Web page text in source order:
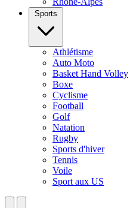
Sports
Athlétisme
Auto Moto
Basket Hand Volley
Boxe
Cyclisme
Football
Golf
Natation
Rugby
Sports d'hiver
Tennis
Voile
Sport aux US